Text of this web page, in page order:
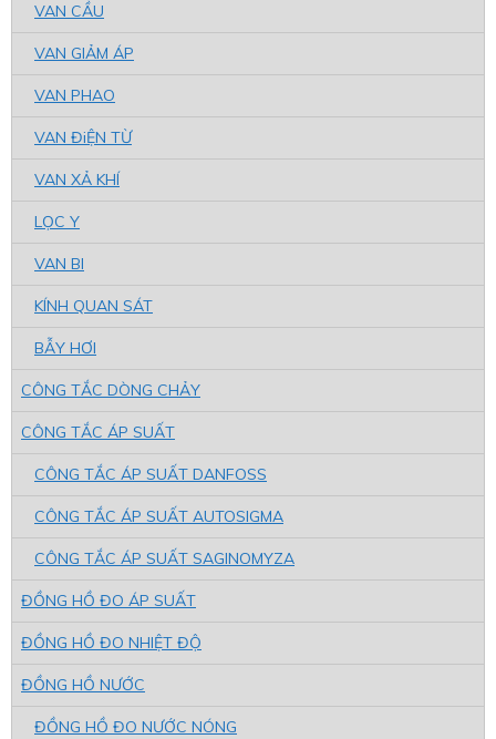
VAN CẦU
VAN GIẢM ÁP
VAN PHAO
VAN ĐiỆN TỪ
VAN XẢ KHÍ
LỌC Y
VAN BI
KÍNH QUAN SÁT
BẪY HƠI
CÔNG TẮC DÒNG CHẢY
CÔNG TẮC ÁP SUẤT
CÔNG TẮC ÁP SUẤT DANFOSS
CÔNG TẮC ÁP SUẤT AUTOSIGMA
CÔNG TẮC ÁP SUẤT SAGINOMYZA
ĐỒNG HỒ ĐO ÁP SUẤT
ĐỒNG HỒ ĐO NHIỆT ĐỘ
ĐỒNG HỒ NƯỚC
ĐỒNG HỒ ĐO NƯỚC NÓNG